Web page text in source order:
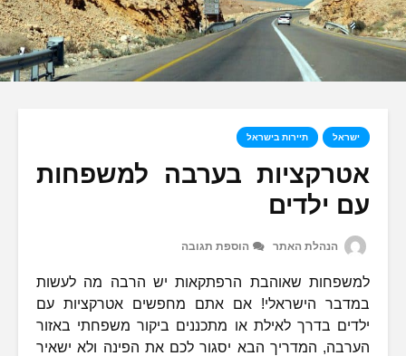
ישראל תיירות בישראל
אטרקציות בערבה למשפחות
עם ילדים
הנהלת האתר הוספת תגובה
למשפחות שאוהבת הרפתקאות יש הרבה מה לעשות
במדבר הישראלי! אם אתם מחפשים אטרקציות עם
ילדים בדרך לאילת או מתכננים ביקור משפחתי באזור
הערבה, המדריך הבא יסגור לכם את הפינה ולא ישאיר